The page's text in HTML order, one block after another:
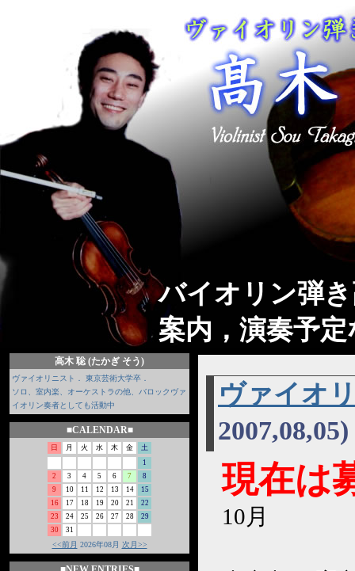
バイオリン弾
案内，演奏予
高木 聡 (たかぎ そう)
ヴァイオリニスト． 東京芸術大学卒．
ソロ、室内楽、オーケストラの他、バロックヴァ
イオリン奏者としても活動中
■CALENDAR■
日 月 火 水 木 金
土
1
2
3 4 5 6 7
8
9
10 11 12 13 14
15
16
17 18 19 20 21
22
23
24 25 26 27 28
29
30
31
<<前月 2026年08月 次月>>
ヴァイオ
2007,08,05)
現在は
10月